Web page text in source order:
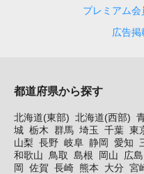
プレミアム
広告掲
都道府県から探す
北海道(東部) 北海道(西部)
城 栃木 群馬 埼玉 千葉 東
山梨 長野 岐阜 静岡 愛知
和歌山
鳥取 島根 岡山 広島
岡 佐賀 長崎 熊本 大分 宮